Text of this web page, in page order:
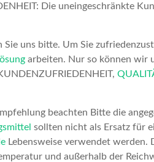
Die uneingeschränkte
uns bitte. Um Sie
arbeiten. Nur so können wir
beachten Bitte die
sollten nicht als Ersatz für
Lebensweise verwendet werden.
und außerhalb der